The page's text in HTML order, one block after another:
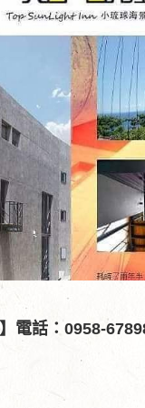
】電話：0958-